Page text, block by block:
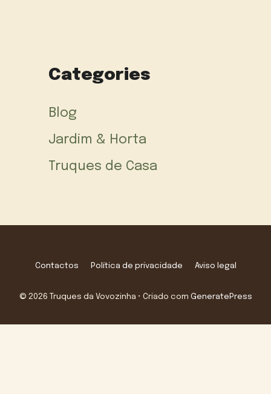
Categories
Blog
Jardim & Horta
Truques de Casa
Contactos Política de privacidade Aviso legal
© 2026 Truques da Vovozinha • Criado com GeneratePress